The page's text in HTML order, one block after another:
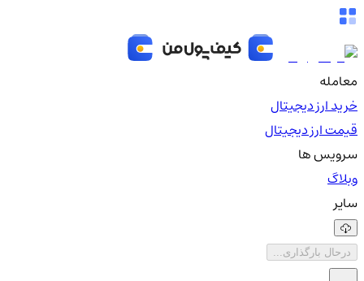
معامله
خرید ارز دیجیتال
قیمت ارز دیجیتال
سرویس ها
وبلاگ
سایر
درحال بارگذاری...